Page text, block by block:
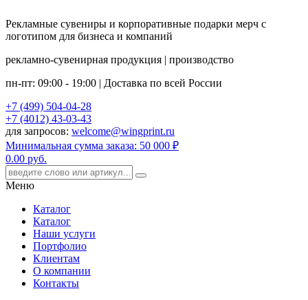
Рекламные сувениры и корпоративные подарки мерч с
логотипом для бизнеса и компаний
рекламно-сувенирная продукция | производство
пн-пт: 09:00 - 19:00 | Доставка по всей России
+7 (499) 504-04-28
+7 (4012) 43-03-43
для запросов: welcome@wingprint.ru
Минимальная сумма заказа: 50 000 ₽
0.00 руб.
Меню
Каталог
Каталог
Наши услуги
Портфолио
Клиентам
О компании
Контакты